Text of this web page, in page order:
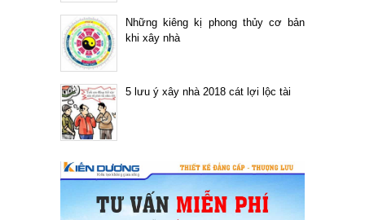
Những kiêng kị phong thủy cơ bản
khi xây nhà
5 lưu ý xây nhà 2018 cát lợi lộc tài